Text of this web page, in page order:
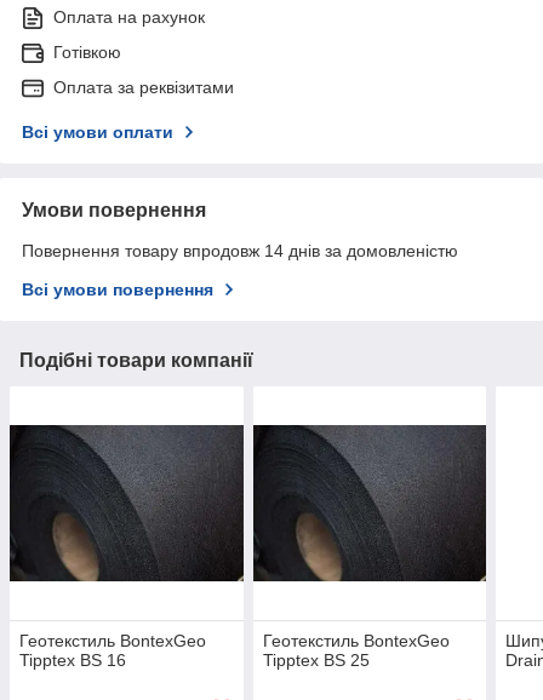
Оплата на рахунок
Готівкою
Оплата за реквізитами
Всі умови оплати
Умови повернення
Повернення товару впродовж 14 днів за домовленістю
Всі умови повернення
Подібні товари компанії
Геотекстиль BontexGeo
Tipptex BS 16
Геотекстиль BontexGeo
Tipptex BS 25